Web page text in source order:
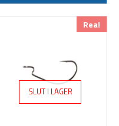
Rea!
SLUT I LAGER
ursprungliga
59 kr.
Det
nuvarande
13 kr.